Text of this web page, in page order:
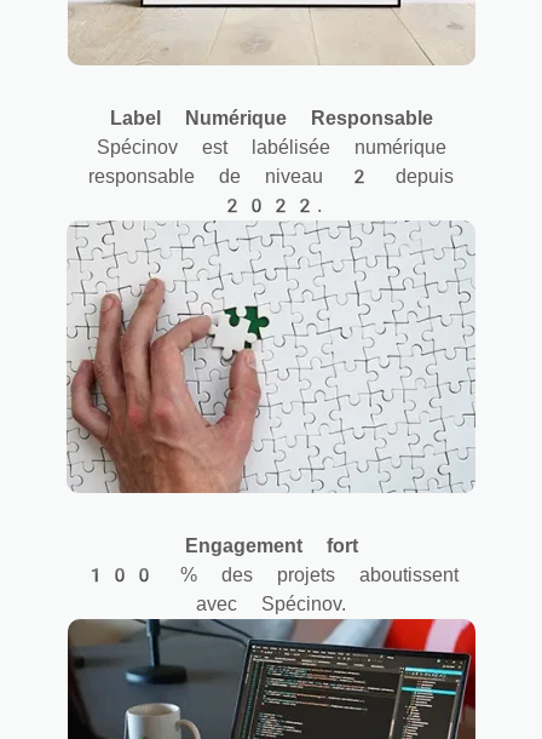
Label Numérique Responsable
Spécinov est labélisée numérique
responsable de niveau 2 depuis
2022.
Engagement fort
100 % des projets aboutissent
avec Spécinov.